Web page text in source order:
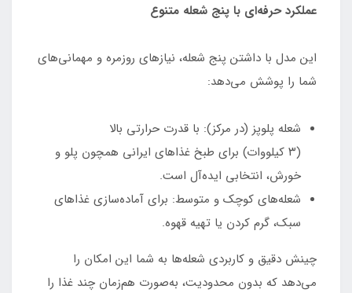
عملکرد حرفه‌ای با پنج شعله متنوع
این مدل با داشتن پنج شعله، نیازهای روزمره و مهمانی‌های
شما را پوشش می‌دهد:
شعله پلوپز (در مرکز): با قدرت حرارتی بالا
(۳ کیلووات) برای طبخ غذاهای ایرانی همچون پلو و
خورش، انتخابی ایده‌آل است.
شعله‌های کوچک و متوسط: برای آماده‌سازی غذاهای
سبک، گرم کردن یا تهیه قهوه.
چینش دقیق و کاربردی شعله‌ها به شما این امکان را
می‌دهد که بدون محدودیت، به‌صورت هم‌زمان چند غذا را